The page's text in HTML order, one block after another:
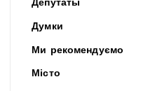
Депутаты
Думки
Ми рекомендуємо
Місто